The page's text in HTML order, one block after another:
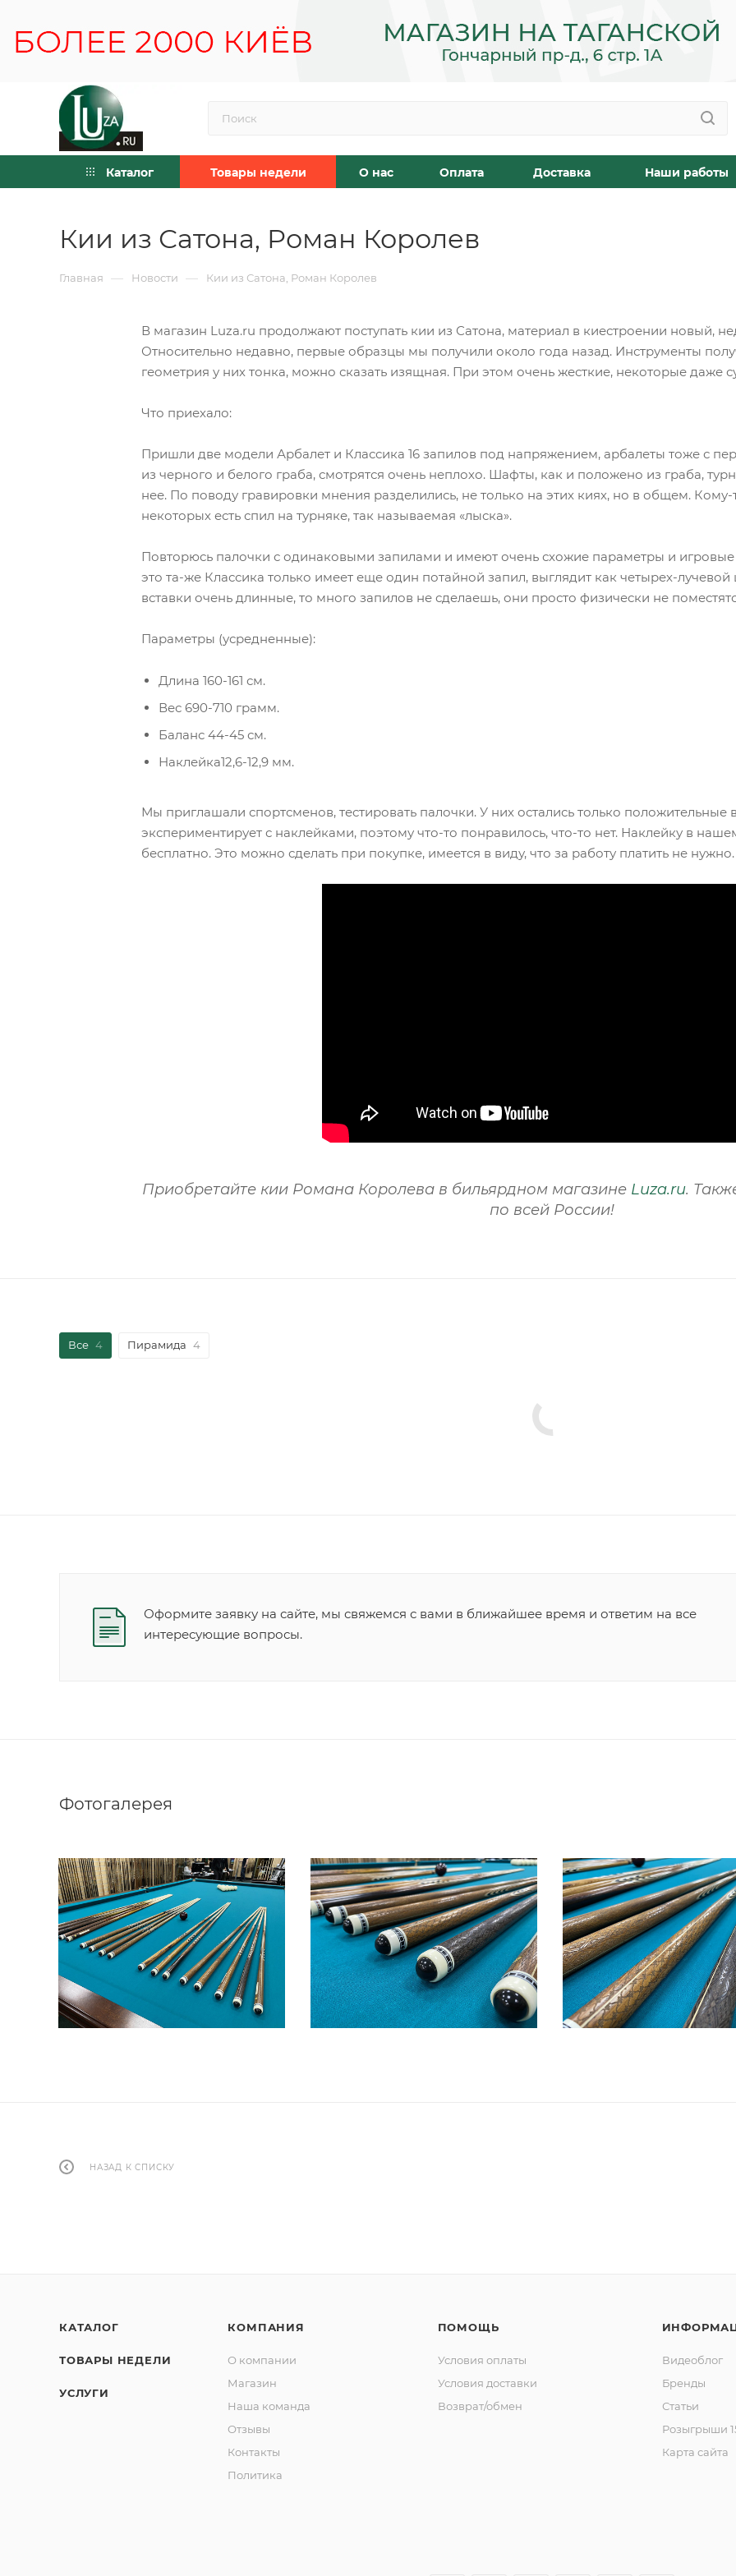
Каталог Товары недели О нас Оплата Доставка Наши работы
Кии из Сатона, Роман Королев
Главная — Новости — Кии из Сатона, Роман Королев
В магазин Luza.ru продолжают поступать кии из Сатона, материал в киестроении новый,
Относительно недавно, первые образцы мы получили около года назад. Инструменты
геометрия у них тонка, можно сказать изящная. При этом очень жесткие, некоторые даже
Что приехало:
Пришли две модели Арбалет и Классика 16 запилов под напряжением, арбалеты тоже с
из черного и белого граба, смотрятся очень неплохо. Шафты, как и положено из граба,
нее. По поводу гравировки мнения разделились, не только на этих киях, но в общем. Кому-
некоторых есть спил на турняке, так называемая «лыска».
Повторюсь палочки с одинаковыми запилами и имеют очень схожие параметры и игровые
это та-же Классика только имеет еще один потайной запил, выглядит как четырех-
вставки очень длинные, то много запилов не сделаешь, они просто физически не
Параметры (усредненные):
Длина 160-161 см.
Вес 690-710 грамм.
Баланс 44-45 см.
Наклейка12,6-12,9 мм.
Мы приглашали спортсменов, тестировать палочки. У них остались только
экспериментирует с наклейками, поэтому что-то понравилось, что-то нет. Наклейку в
бесплатно. Это можно сделать при покупке, имеется в виду, что за работу платить не нужно.
Приобретайте кии Романа Королева в бильярдном магазине Luza.ru.
по всей России!
Все 4 Пирамида 4
Оформите заявку на сайте, мы свяжемся с вами в ближайшее время и ответим на все
интересующие вопросы.
Фотогалерея
НАЗАД К СПИСКУ
КАТАЛОГ
ТОВАРЫ НЕДЕЛИ
УСЛУГИ
КОМПАНИЯ
О компании
Магазин
Наша команда
Отзывы
Контакты
Политика
ПОМОЩЬ
Условия оплаты
Условия доставки
Возврат/обмен
Видеоблог
Бренды
Статьи
Розыгрыши
Карта сайта